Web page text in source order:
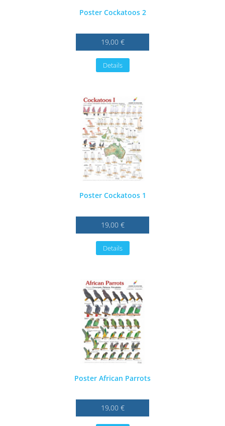
Poster Cockatoos 2
19,00 €
Details
Poster Cockatoos 1
19,00 €
Details
Poster African Parrots
19,00 €